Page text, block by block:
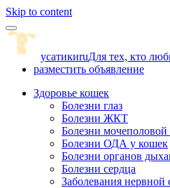
Skip to content
усатикиruДля тех, кто
разместить объявление
Здоровье кошек
Болезни глаз
Болезни ЖКТ
Болезни
Болезни ОДА у кошек
Болезни органов
Болезни сердца
Заболевания нервной